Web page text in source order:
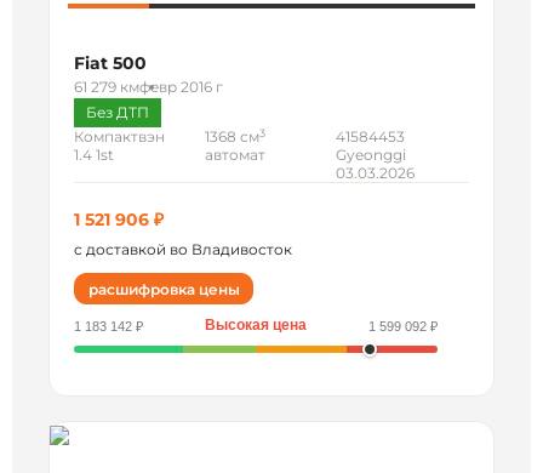
Fiat 500
61 279 кмфевр 2016 г
Без ДТП
Компактвэн
1.4 1st
1368 см3
автомат
41584453
Gyeonggi
03.03.2026
1 521 906 ₽
с доставкой во Владивосток
расшифровка цены
1 183 142 ₽ Высокая цена 1 599 092 ₽